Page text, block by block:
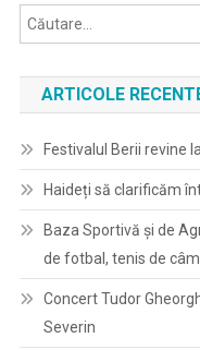
ARTICOLE
Festivalul Berii revine
Haideți să clarificăm
Baza Sportivă și de
de fotbal, tenis de
Concert Tudor
Severin